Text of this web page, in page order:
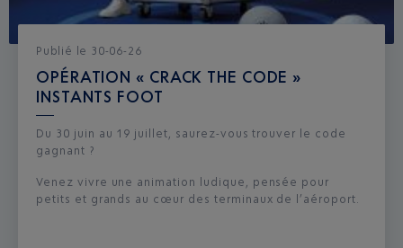
Publié le 30-06-26
OPÉRATION « CRACK THE CODE »
INSTANTS FOOT
Du 30 juin au 19 juillet, saurez-vous trouver le code
gagnant ?
Venez vivre une animation ludique, pensée pour
petits et grands au cœur des terminaux de l’aéroport.